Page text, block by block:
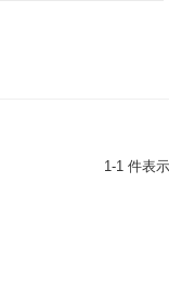
1-1 件表示